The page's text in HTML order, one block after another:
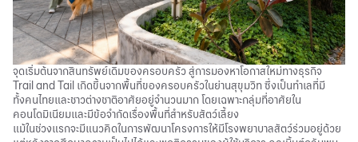
จุดเริ่มต้นจากสินทรัพย์เดิมของครอบครัว สู่การมองหาโอกาสใหม่ทางธุรกิจ
Trail and Tail เกิดขึ้นจากพื้นที่ของครอบครัวในย่านสุขุมวิท ซึ่งเป็นทำเลที่มี
ทั้งคนไทยและชาวต่างชาติอาศัยอยู่จำนวนมาก โดยเฉพาะกลุ่มที่อาศัยใน
คอนโดมิเนียมและมีข้อจำกัดเรื่องพื้นที่สำหรับสัตว์เลี้ยง
แม้ในช่วงแรกจะมีแนวคิดในการพัฒนาโครงการให้มีโรงพยาบาลสัตว์ร่วมอยู่ด้วย